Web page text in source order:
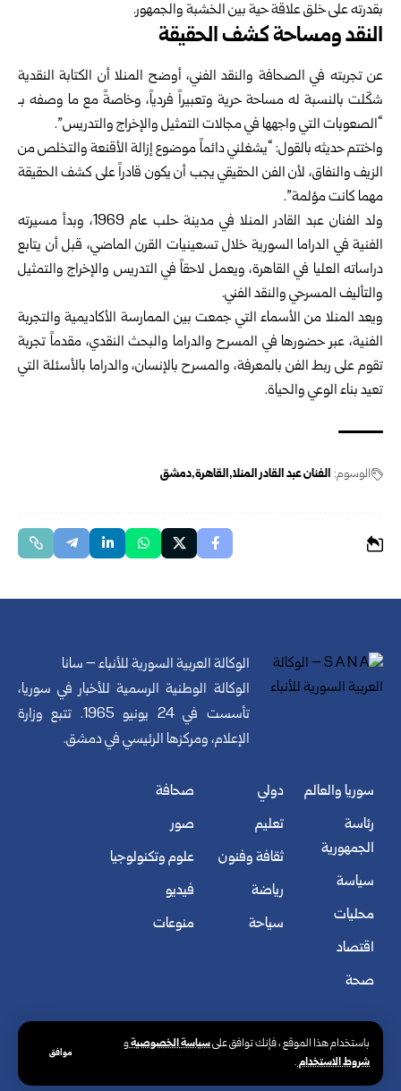
باستخدام هذا الموقع ، فإنك توافق علىسياسة الخصوصيةو
شروط الاستخدام.
موافق
بقدرته على خلق علاقة حية بين الخشبة والجمهور.
النقد ومساحة كشف الحقيقة
عن تجربته في الصحافة والنقد الفني، أوضح المنلا أن الكتابة النقدية
شكّلت بالنسبة له مساحة حرية وتعبيراً فردياً، وخاصةً مع ما وصفه بـ
“الصعوبات التي واجهها في مجالات التمثيل والإخراج والتدريس”.
واختتم حديثه بالقول: “يشغلني دائماً موضوع إزالة الأقنعة والتخلص من
الزيف والنفاق، لأن الفن الحقيقي يجب أن يكون قادراً على كشف الحقيقة
مهما كانت مؤلمة”.
ولد الفنان عبد القادر المنلا في مدينة حلب عام 1969، وبدأ مسيرته
الفنية في الدراما السورية خلال تسعينيات القرن الماضي، قبل أن يتابع
دراساته العليا في القاهرة، ويعمل لاحقاً في التدريس والإخراج والتمثيل
والتأليف المسرحي والنقد الفني.
ويعد المنلا من الأسماء التي جمعت بين الممارسة الأكاديمية والتجربة
الفنية، عبر حضورها في المسرح والدراما والبحث النقدي، مقدماً تجربة
تقوم على ربط الفن بالمعرفة، والمسرح بالإنسان، والدراما بالأسئلة التي
تعيد بناء الوعي والحياة.
الوسوم: الفنان عبد القادر المنلا القاهرة دمشق
الوكالة العربية السورية للأنباء – سانا
الوكالة الوطنية الرسمية للأخبار في سوريا،
تأسست في 24 يونيو 1965. تتبع وزارة
الإعلام، ومركزها الرئيسي في دمشق.
سوريا والعالم
رئاسة
الجمهورية
سياسة
محليات
اقتصاد
صحة
دولي
تعليم
ثقافة وفنون
رياضة
سياحة
صحافة
صور
علوم وتكنولوجيا
فيديو
منوعات
© الوكالة العربية السورية للأنباء. كافة الحقوق محفوظة.